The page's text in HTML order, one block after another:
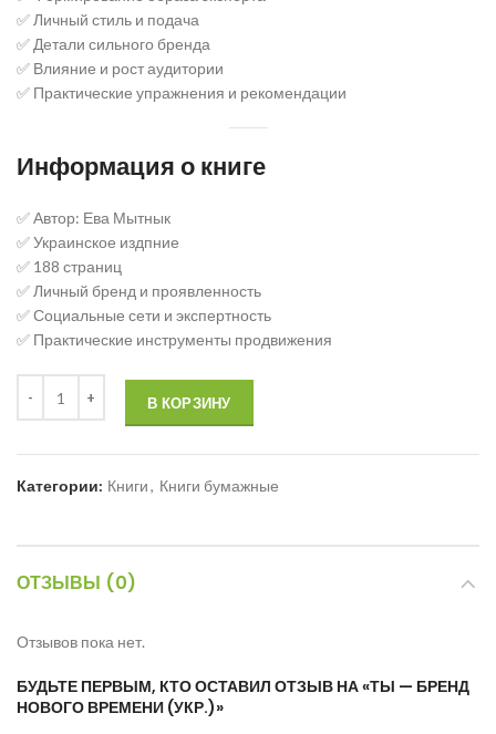
✅ Личный стиль и подача
✅ Детали сильного бренда
✅ Влияние и рост аудитории
✅ Практические упражнения и рекомендации
Информация о книге
✅ Автор: Ева Мытнык
✅ Украинское издпние
✅ 188 страниц
✅ Личный бренд и проявленность
✅ Социальные сети и экспертность
✅ Практические инструменты продвижения
В КОРЗИНУ
Категории: Книги, Книги бумажные
ОТЗЫВЫ (0)
Отзывов пока нет.
БУДЬТЕ ПЕРВЫМ, КТО ОСТАВИЛ ОТЗЫВ НА «ТЫ — БРЕНД
НОВОГО ВРЕМЕНИ (УКР.)»